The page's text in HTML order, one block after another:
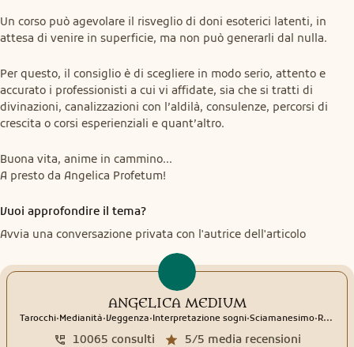
Un corso può agevolare il risveglio di doni esoterici latenti, in
attesa di venire in superficie, ma non può generarli dal nulla.
Per questo, il consiglio è di scegliere in modo serio, attento e
accurato i professionisti a cui vi affidate, sia che si tratti di
divinazioni, canalizzazioni con l’aldilà, consulenze, percorsi di
crescita o corsi esperienziali e quant’altro.
Buona vita, anime in cammino...
A presto da Angelica Profetum!
Vuoi approfondire il tema?
Avvia una conversazione privata con l'autrice dell'articolo
ANGELICA MEDIUM
Tarocchi.Medianità.Veggenza.Interpretazione sogni.Sciamanesimo.Rune
5/5 media recensioni
10065 consulti